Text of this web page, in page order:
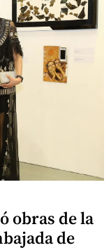
obras de la
de